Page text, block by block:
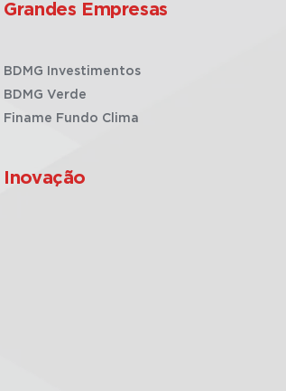
Grandes Empresas
BDMG Investimentos
BDMG Verde
Finame Fundo Clima
Inovação